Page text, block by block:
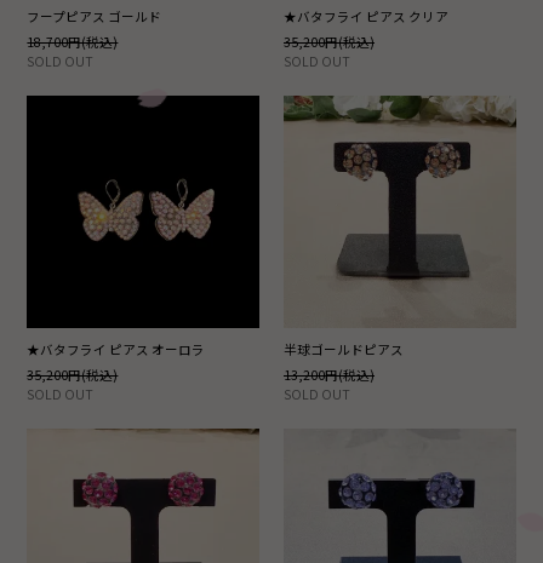
フープピアス ゴールド
18,700円(税込)
SOLD OUT
★バタフライ ピアス クリア
35,200円(税込)
SOLD OUT
★バタフライ ピアス オーロラ
35,200円(税込)
SOLD OUT
半球ゴールドピアス
13,200円(税込)
SOLD OUT